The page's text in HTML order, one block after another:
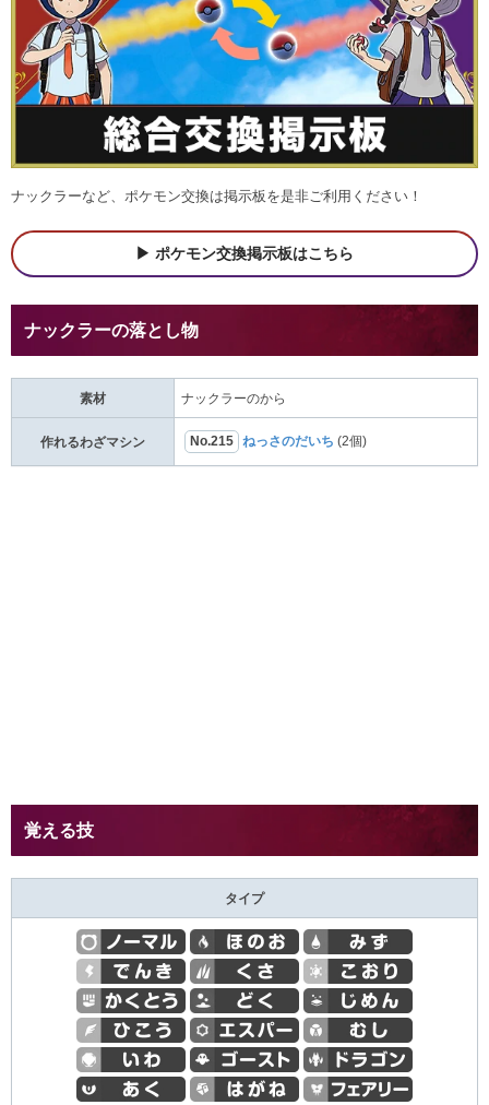
ナックラーなど、ポケモン交換は掲示板を是非ご利用ください！
ポケモン交換掲示板はこちら
ナックラーの落とし物
素材 ナックラーのから
作れるわざマシン No.215 ねっさのだいち (2個)
覚える技
タイプ